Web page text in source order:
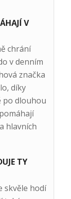
V
chrání
v denním
značka
díky
po dlouhou
hlavních
TY
skvěle hodí